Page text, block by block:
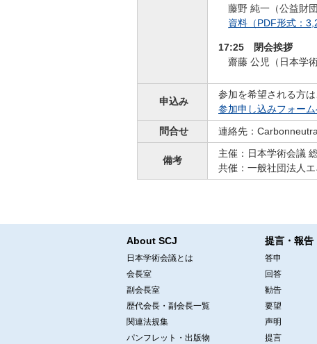
藤野 純一（公益財
資料（PDF形式：
17:25 閉会挨拶
齋藤 公児（日本学
申込み
参加を希望される方
参加申し込みフォー
問合せ
連絡先：
備考
主催：日本学術会議
共催：一般社団法人
About SCJ
日本学術会議とは
会長室
副会長室
歴代会長・副会長一覧
関連法規集
パンフレット・出版物
提言・報告
答申
回答
勧告
要望
声明
提言